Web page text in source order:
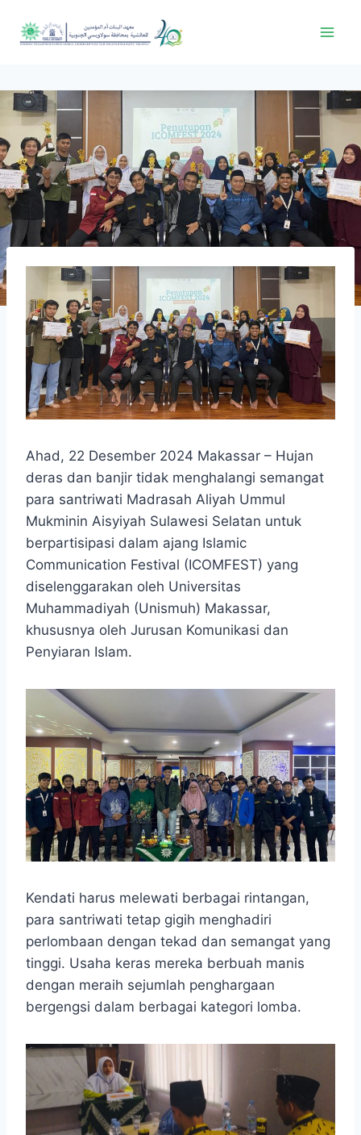
Ahad, 22 Desember 2024 Makassar – Hujan
deras dan banjir tidak menghalangi semangat
para santriwati Madrasah Aliyah Ummul
Mukminin Aisyiyah Sulawesi Selatan untuk
berpartisipasi dalam ajang Islamic
Communication Festival (ICOMFEST) yang
diselenggarakan oleh Universitas
Muhammadiyah (Unismuh) Makassar,
khususnya oleh Jurusan Komunikasi dan
Penyiaran Islam.
Kendati harus melewati berbagai rintangan,
para santriwati tetap gigih menghadiri
perlombaan dengan tekad dan semangat yang
tinggi. Usaha keras mereka berbuah manis
dengan meraih sejumlah penghargaan
bergengsi dalam berbagai kategori lomba.